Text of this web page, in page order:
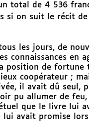
total de 4 536
si on suit le récit de
les jours, de
connaissances en
position de fortune
coopérateur ;
il avait dû seul,
pu allumer de
que le livre lui
lui avait promise